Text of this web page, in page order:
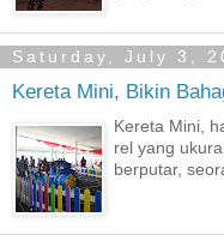
Saturday, July 3,
Kereta Mini, Bikin
Kereta Mini,
rel yang
berputar,